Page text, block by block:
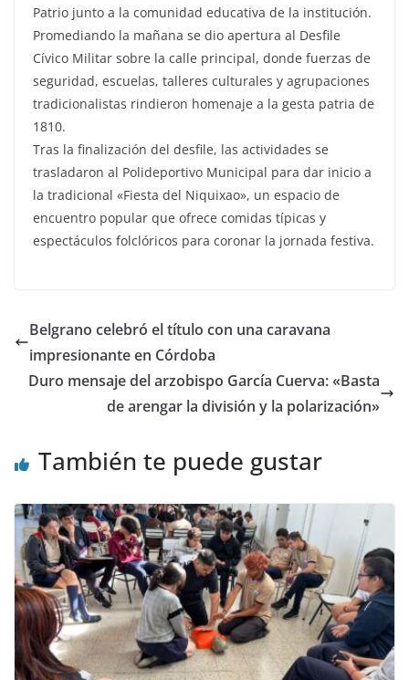
Patrio junto a la comunidad educativa de la institución.
Promediando la mañana se dio apertura al Desfile
Cívico Militar sobre la calle principal, donde fuerzas de
seguridad, escuelas, talleres culturales y agrupaciones
tradicionalistas rindieron homenaje a la gesta patria de
1810.
Tras la finalización del desfile, las actividades se
trasladaron al Polideportivo Municipal para dar inicio a
la tradicional «Fiesta del Niquixao», un espacio de
encuentro popular que ofrece comidas típicas y
espectáculos folclóricos para coronar la jornada festiva.
Belgrano celebró el título con una caravana
impresionante en Córdoba
Duro mensaje del arzobispo García Cuerva: «Basta
de arengar la división y la polarización»
También te puede gustar